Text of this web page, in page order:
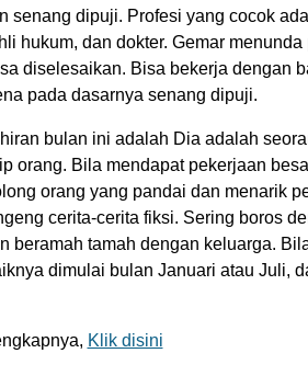
senang dipuji. Profesi yang cocok
hukum, dan dokter. Gemar menunda
diselesaikan. Bisa bekerja dengan
pada dasarnya senang dipuji.
bulan ini adalah Dia adalah
orang. Bila mendapat pekerjaan
orang yang pandai dan menarik
cerita-cerita fiksi. Sering boros
beramah tamah dengan keluarga.
dimulai bulan Januari atau Juli,
Klik disini